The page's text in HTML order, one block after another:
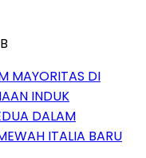
MAYORITAS DI
INDUK
DALAM
ITALIA BARU